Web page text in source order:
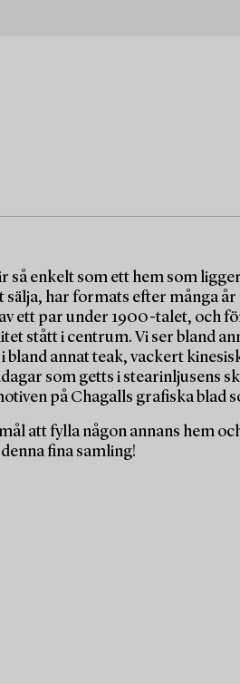
så enkelt som ett hem som
har formats efter många
ett par under 1900-talet, och
stått i centrum. Vi ser bland
bland annat teak, vackert
som getts i stearinljusens
på Chagalls grafiska blad
att fylla någon annans hem
fina samling!